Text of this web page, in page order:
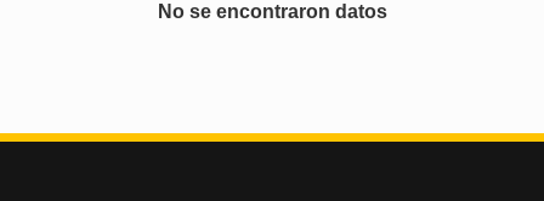
No se encontraron datos